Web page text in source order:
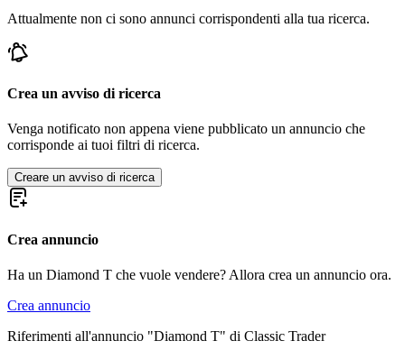
Attualmente non ci sono annunci corrispondenti alla tua ricerca.
Crea un avviso di ricerca
Venga notificato non appena viene pubblicato un annuncio che
corrisponde ai tuoi filtri di ricerca.
Creare un avviso di ricerca
Crea annuncio
Ha un Diamond T che vuole vendere? Allora crea un annuncio ora.
Crea annuncio
Riferimenti all'annuncio "Diamond T" di Classic Trader